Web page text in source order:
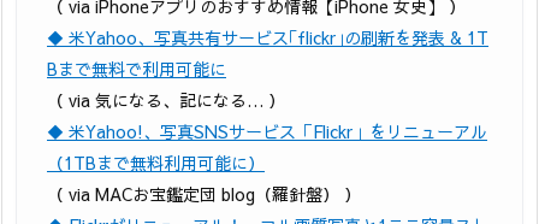
（ via iPhoneアプリのおすすめ情報【iPhone 女史】 ）
◆ 米Yahoo、写真共有サービス｢flickr｣の刷新を発表 & 1T
Bまで無料で利用可能に
（ via 気になる、記になる… ）
◆ 米Yahoo!、写真SNSサービス「Flickr」をリニューアル
（1TBまで無料利用可能に）
（ via MACお宝鑑定団 blog（羅針盤） ）